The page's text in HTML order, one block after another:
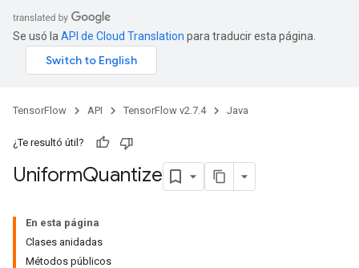
Se usó la API de Cloud Translation para traducir esta página.
TensorFlow API TensorFlow v2.7.4 Java
¿Te resultó útil?
UniformQuantize
En esta página
Clases anidadas
Métodos públicos